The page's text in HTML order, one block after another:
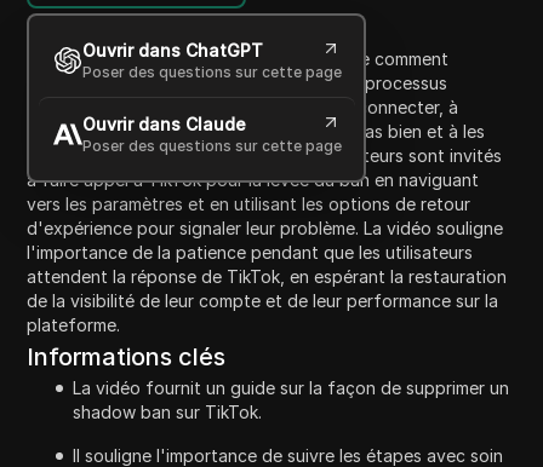
Introduction au contenu
Ouvrir dans ChatGPT
Poser des questions sur cette page
Ouvrir dans Claude
Poser des questions sur cette page
Dans cette vidéo, le présentateur explique comment
supprimer un "shadow ban" de TikTok. Le processus
consiste à télécharger l'application, à se connecter, à
identifier les vidéos qui ne fonctionnent pas bien et à les
supprimer. Après la suppression, les utilisateurs sont invités
à faire appel à TikTok pour la levée du ban en naviguant
vers les paramètres et en utilisant les options de retour
d'expérience pour signaler leur problème. La vidéo souligne
l'importance de la patience pendant que les utilisateurs
attendent la réponse de TikTok, en espérant la restauration
de la visibilité de leur compte et de leur performance sur la
plateforme.
Informations clés
La vidéo fournit un guide sur la façon de supprimer un
shadow ban sur TikTok.
Il souligne l'importance de suivre les étapes avec soin